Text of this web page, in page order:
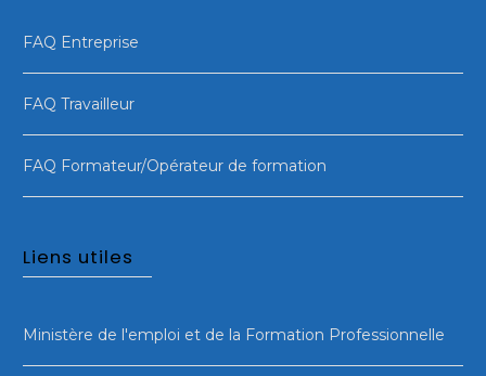
FAQ Entreprise
FAQ Travailleur
FAQ Formateur/Opérateur de formation
Liens utiles
Ministère de l'emploi et de la Formation Professionnelle